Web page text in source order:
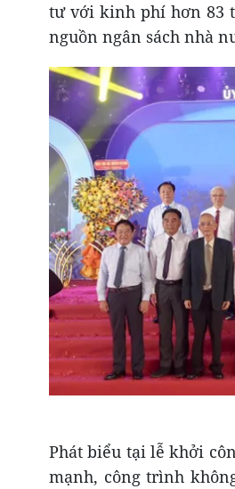
tư với kinh phí hơn 83
nguồn ngân sách nhà
Phát biểu tại lễ khởi
mạnh, công trình